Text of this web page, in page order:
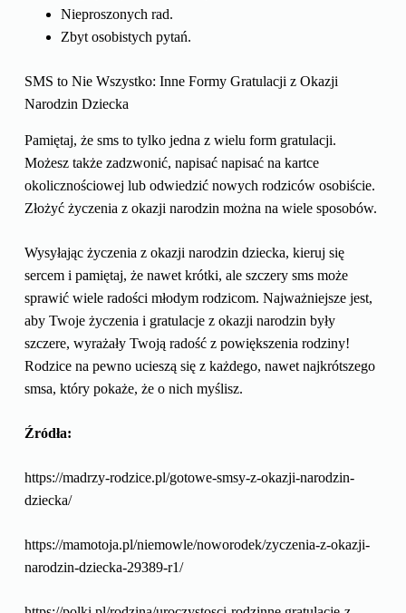
Nieproszonych rad.
Zbyt osobistych pytań.
SMS to Nie Wszystko: Inne Formy Gratulacji z Okazji
Narodzin Dziecka
Pamiętaj, że sms to tylko jedna z wielu form gratulacji.
Możesz także zadzwonić, napisać napisać na kartce
okolicznościowej lub odwiedzić nowych rodziców osobiście.
Złożyć życzenia z okazji narodzin można na wiele sposobów.
Wysyłając życzenia z okazji narodzin dziecka, kieruj się
sercem i pamiętaj, że nawet krótki, ale szczery sms może
sprawić wiele radości młodym rodzicom. Najważniejsze jest,
aby Twoje życzenia i gratulacje z okazji narodzin były
szczere, wyrażały Twoją radość z powiększenia rodziny!
Rodzice na pewno ucieszą się z każdego, nawet najkrótszego
smsa, który pokaże, że o nich myślisz.
Źródła:
https://madrzy-rodzice.pl/gotowe-smsy-z-okazji-narodzin-
dziecka/
https://mamotoja.pl/niemowle/noworodek/zyczenia-z-okazji-
narodzin-dziecka-29389-r1/